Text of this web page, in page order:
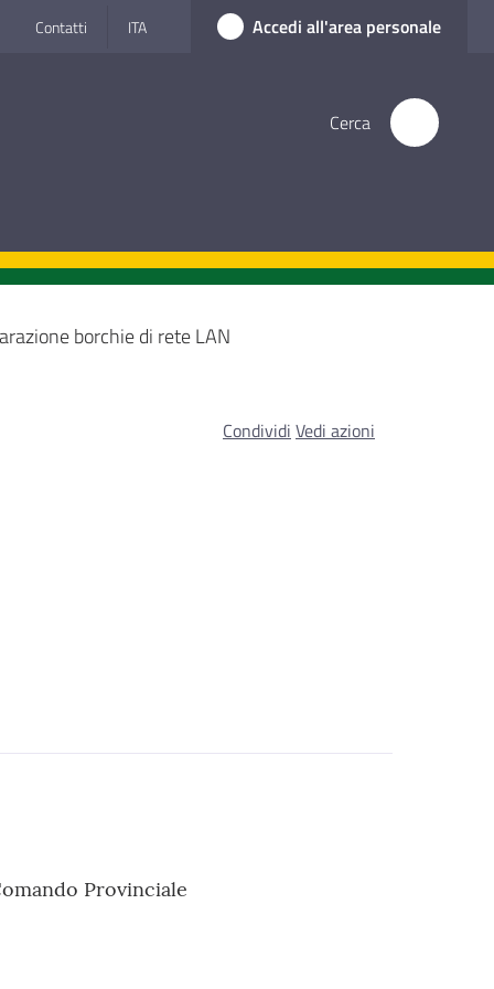
Contatti ITA Accedi all'area personale
Cerca
borchie di rete LAN
Condividi Vedi azioni
Provinciale